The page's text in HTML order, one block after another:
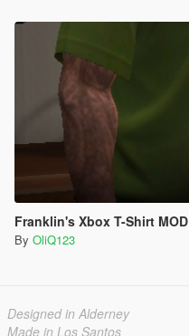
Franklin's Xbox T-Shirt MOD
By OliQ123
Designed in Alderney
Made in Los Santos